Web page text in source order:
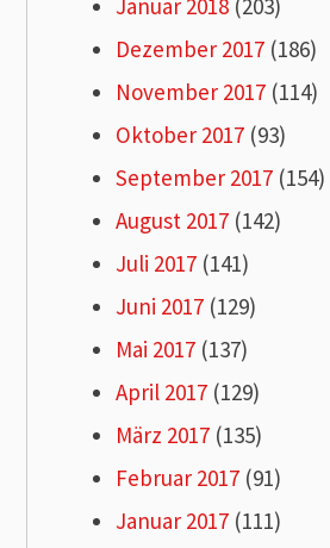
Januar 2018 (203)
Dezember 2017 (186)
November 2017 (114)
Oktober 2017 (93)
September 2017 (154)
August 2017 (142)
Juli 2017 (141)
Juni 2017 (129)
Mai 2017 (137)
April 2017 (129)
März 2017 (135)
Februar 2017 (91)
Januar 2017 (111)